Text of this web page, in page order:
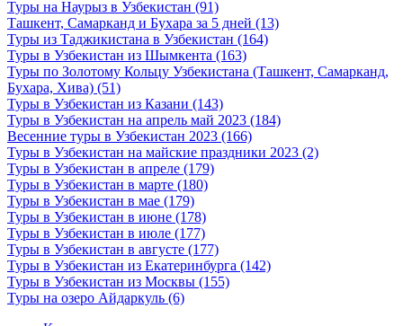
Туры на Наурыз в Узбекистан (91)
Ташкент, Самарканд и Бухара за 5 дней (13)
Туры из Таджикистана в Узбекистан (164)
Туры в Узбекистан из Шымкента (163)
Туры по Золотому Кольцу Узбекистана (Ташкент, Самарканд,
Бухара, Хива) (51)
Туры в Узбекистан из Казани (143)
Туры в Узбекистан на апрель май 2023 (184)
Весенние туры в Узбекистан 2023 (166)
Туры в Узбекистан на майские праздники 2023 (2)
Туры в Узбекистан в апреле (179)
Туры в Узбекистан в марте (180)
Туры в Узбекистан в мае (179)
Туры в Узбекистан в июне (178)
Туры в Узбекистан в июле (177)
Туры в Узбекистан в августе (177)
Туры в Узбекистан из Екатеринбурга (142)
Туры в Узбекистан из Москвы (155)
Туры на озеро Айдаркуль (6)